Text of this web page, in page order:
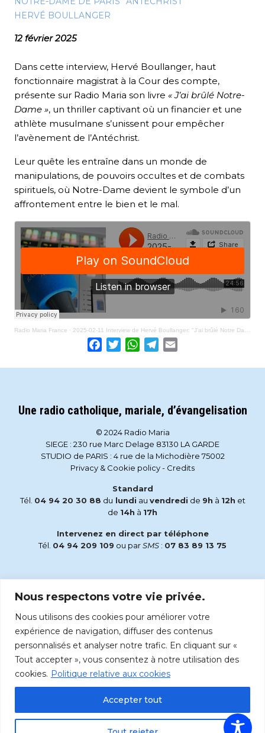
Nous respectons votre vie privée.
Nous utilisons des cookies pour améliorer votre
expérience de navigation, diffuser des contenus
personnalisés et analyser notre trafic. En cliquant sur «
Tout accepter », vous consentez à notre utilisation des
cookies. Politique relative aux cookies
Accepter tout
HERVÉ BOULLANGER
12 février 2025
Dans cette interview, Hervé Boullanger, haut
fonctionnaire magistrat à la Cour des compte,
présente sur Radio Maria son livre « J’ai brûlé Notre-
Dame », un thriller captivant où un financier et une
athlète musulmane s’unissent pour empêcher
l’avènement de l’Antéchrist.
Leur quête les entraîne dans un monde de
manipulations, de pouvoirs occultes et de combats
spirituels, où Notre-Dame devient le symbole d’un
affrontement entre le bien et le mal.
Radio Maria France · 2025-02-11 Interview de Hervé Boullanger: "J'ai brûlé Notre Dame" (livre)
Facebook
TwitterWhatsApp
Telegram
Une radio catholique, mariale, d’évangelisation
© 2024 Radio Maria
SIEGE : 230 rue Marc Delage 83130 LA GARDE
STUDIO de PARIS : 4 rue de la Michodière 75002
Privacy & Cookie policy- Credits
Standard
Tél. 04 94 20 30 88 du lundi au vendredi de 9h à 12h et
de 14h à 17h
Intervenez en direct par téléphone
Tél. 04 94 209 109 ou parSMS : 07 83 89 13 75
accueil@radiomaria.fr
Écoutez Radio Maria sur :